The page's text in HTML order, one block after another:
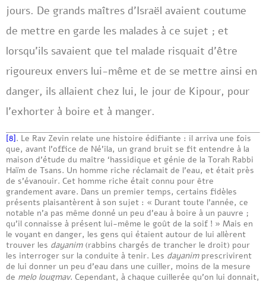
jours. De grands maîtres d’Israël avaient coutume
de mettre en garde les malades à ce sujet ; et
lorsqu’ils savaient que tel malade risquait d’être
rigoureux envers lui-même et de se mettre ainsi en
danger, ils allaient chez lui, le jour de Kipour, pour
l’exhorter à boire et à manger.
[8]. Le Rav Zevin relate une histoire édifiante : il arriva une fois
que, avant l’office de Né’ila, un grand bruit se fit entendre à la
maison d’étude du maître ‘hassidique et génie de la Torah Rabbi
Haïm de Tsans. Un homme riche réclamait de l’eau, et était près
de s’évanouir. Cet homme riche était connu pour être
grandement avare. Dans un premier temps, certains fidèles
présents plaisantèrent à son sujet : « Durant toute l’année, ce
notable n’a pas même donné un peu d’eau à boire à un pauvre ;
qu’il connaisse à présent lui-même le goût de la soif ! » Mais en
le voyant en danger, les gens qui étaient autour de lui allèrent
trouver les dayanim(rabbins chargés de trancher le droit) pour
les interroger sur la conduite à tenir. Les dayanimprescrivirent
de lui donner un peu d’eau dans une cuiller, moins de la mesure
de melo lougmav. Cependant, à chaque cuillerée qu’on lui donnait,